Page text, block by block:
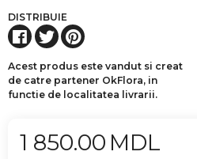
DISTRIBUIE
Acest produs este vandut si creat
de catre partener OkFlora, in
functie de localitatea livrarii.
1 850.00 MDL